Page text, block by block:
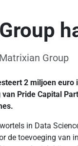
Group
2 miljoen
Pride Capital
in Data
de toevoeging van